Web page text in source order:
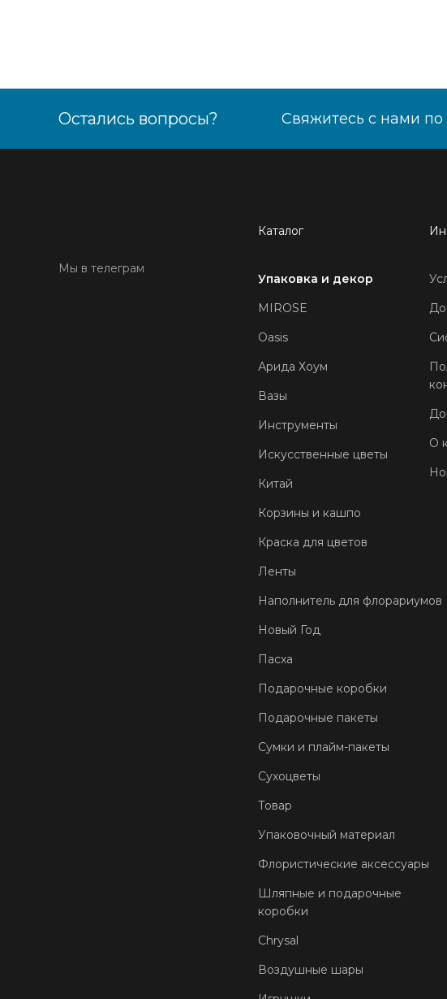
Остались вопросы? Свяжитесь с нами
Мы в телеграм
Каталог
Упаковка и декор
MIROSE
Oasis
Арида Хоум
Вазы
Инструменты
Искусственные цветы
Китай
Корзины и кашпо
Краска для цветов
Ленты
Наполнитель для флорариумов
Новый Год
Пасха
Подарочные коробки
Подарочные пакеты
Сумки и плайм-пакеты
Сухоцветы
Товар
Упаковочный материал
Флористические аксессуары
Шляпные и подарочные
коробки
Chrysal
Воздушные шары
О